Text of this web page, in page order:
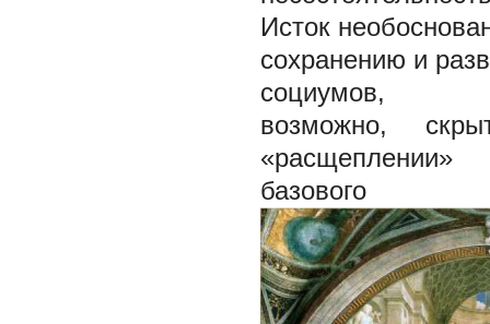
Исток
сохранению и
социумов,
возможно,
«расщеплении»
базового